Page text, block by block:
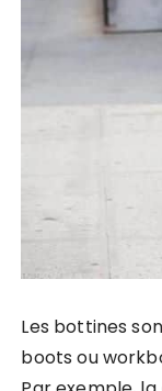
Les bottines
boots ou